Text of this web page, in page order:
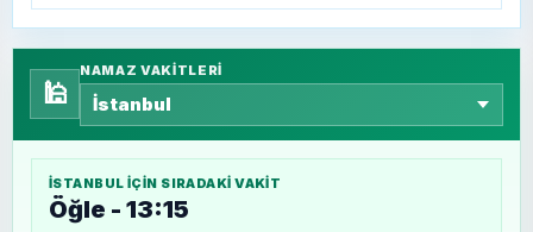
🕌
NAMAZ VAKITLERI
İSTANBUL IÇIN SIRADAKI VAKIT
Öğle - 13:15